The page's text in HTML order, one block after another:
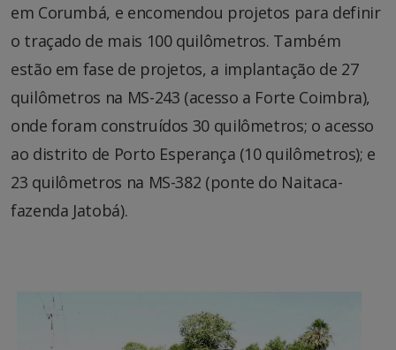
em Corumbá, e encomendou projetos para definir
o traçado de mais 100 quilômetros. Também
estão em fase de projetos, a implantação de 27
quilômetros na MS-243 (acesso a Forte Coimbra),
onde foram construídos 30 quilômetros; o acesso
ao distrito de Porto Esperança (10 quilômetros); e
23 quilômetros na MS-382 (ponte do Naitaca-
fazenda Jatobá).